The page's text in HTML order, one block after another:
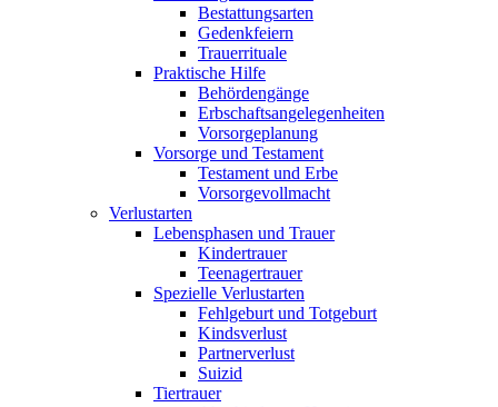
Bestattungsarten
Gedenkfeiern
Trauerrituale
Praktische Hilfe
Behördengänge
Erbschaftsangelegenheiten
Vorsorgeplanung
Vorsorge und Testament
Testament und Erbe
Vorsorgevollmacht
Verlustarten
Lebensphasen und Trauer
Kindertrauer
Teenagertrauer
Spezielle Verlustarten
Fehlgeburt und Totgeburt
Kindsverlust
Partnerverlust
Suizid
Tiertrauer